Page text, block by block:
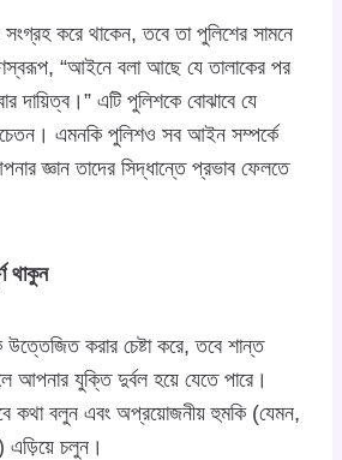
করে থাকেন, তবে তা পুলিশের সামনে
“আইনে বলা আছে যে তালাকের পর
দায়িত্ব।” এটি পুলিশকে বোঝাবে যে
এমনকি পুলিশও সব আইন সম্পর্কে
জ্ঞান তাদের সিদ্ধান্তে প্রভাব ফেলতে
থাকুন
করার চেষ্টা করে, তবে শান্ত
যুক্তি দুর্বল হয়ে যেতে পারে।
কথা বলুন এবং অপ্রয়োজনীয় হুমকি (যেমন,
এড়িয়ে চলুন।